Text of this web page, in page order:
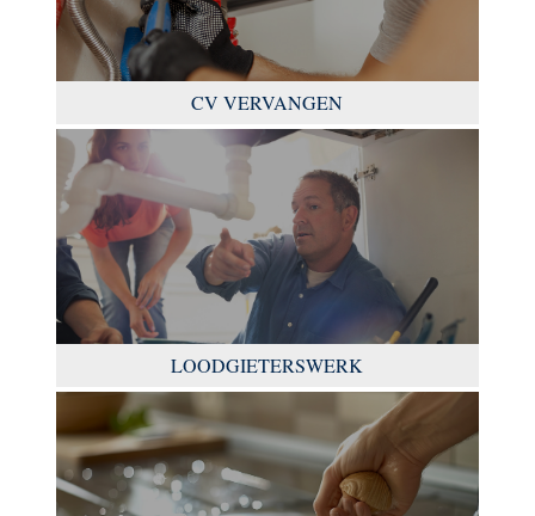
CV VERVANGEN
LOODGIETERSWERK